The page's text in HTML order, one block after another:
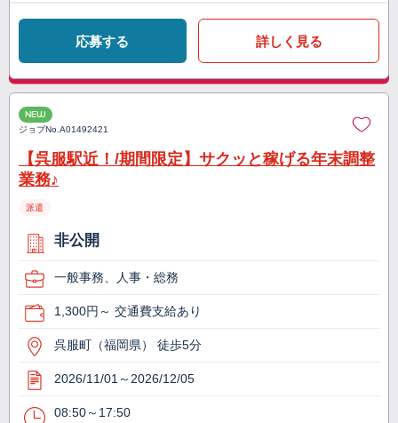
応募する 詳しく見る
NEW
ジョブNo.A01492421
【呉服駅近！/期間限定】サクッと稼げる年末調整
業務♪
派遣
非公開
一般事務、人事・総務
1,300円～ 交通費支給あり
呉服町（福岡県） 徒歩5分
2026/11/01～2026/12/05
08:50～17:50